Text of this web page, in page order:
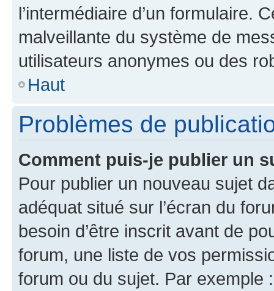
l’intermédiaire d’un formulaire.
malveillante du système de
utilisateurs anonymes ou des
Haut
Problèmes de
Comment puis-je publier un
Pour publier un nouveau sujet
adéquat situé sur l’écran du
besoin d’être inscrit avant de
forum, une liste de vos
forum ou du sujet. Par exemple